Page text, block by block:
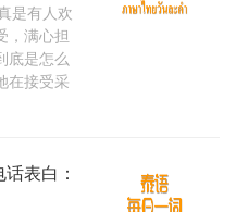
是有人欢
，满心担
底是怎么
在接受采
表白：